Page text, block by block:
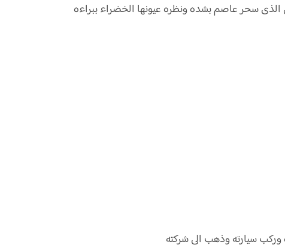
سحر عاصم بشده ونظره عيونها الخضراء ببراءه
سيارته وذهب الى شركته